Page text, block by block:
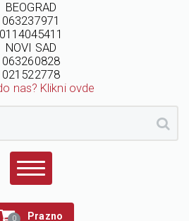
BEOGRAD
063237971
0114045411
NOVI SAD
063260828
021522778
nas? Klikni ovde
0 Prazno